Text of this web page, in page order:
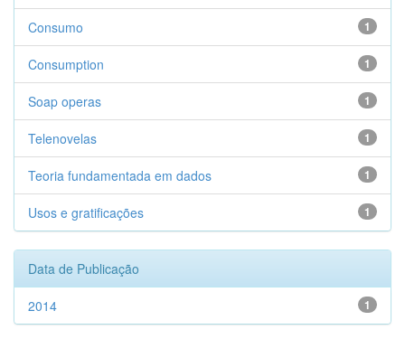
1
Consumo
1
Consumption
1
Soap operas
1
Telenovelas
1
Teoria fundamentada em dados
1
Usos e gratificações
Data de Publicação
1
2014